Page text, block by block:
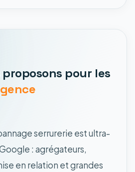
proposons pour les
serrurerie est ultra-
: agrégateurs,
en relation et grandes